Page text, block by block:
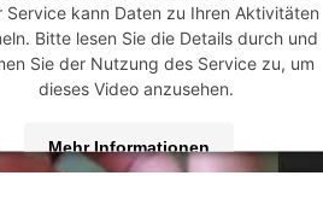
Service kann Daten zu Ihren Aktivitäten
Bitte lesen Sie die Details durch und
Sie der Nutzung des Service zu, um
dieses Video anzusehen.
Mehr Informationen